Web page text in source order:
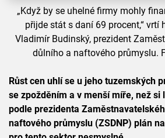
„Když by se uhelné firmy mohly
přijde stát s daní 69 procent,“ vrtí
Vladimír Budinský, prezident
důlního a naftového průmyslu.
Růst cen uhlí se u jeho tuzemských
se zpožděním a v menší míře, než
podle prezidenta
naftového průmyslu (ZSDNP) plán